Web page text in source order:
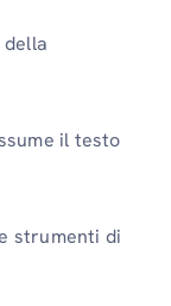
il testo
strumenti di